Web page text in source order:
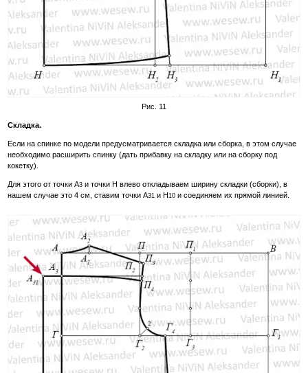
Рис. 11
Складка.
Если на спинке по модели предусматривается складка или сборка, в этом случае
необходимо расширить спинку (дать прибавку на складку или на сборку под
кокетку).
Для этого от точки А3 и точки Н влево откладываем ширину складки (сборки), в
нашем случае это 4 см, ставим точки А31 и Н10 и соединяем их прямой линией.